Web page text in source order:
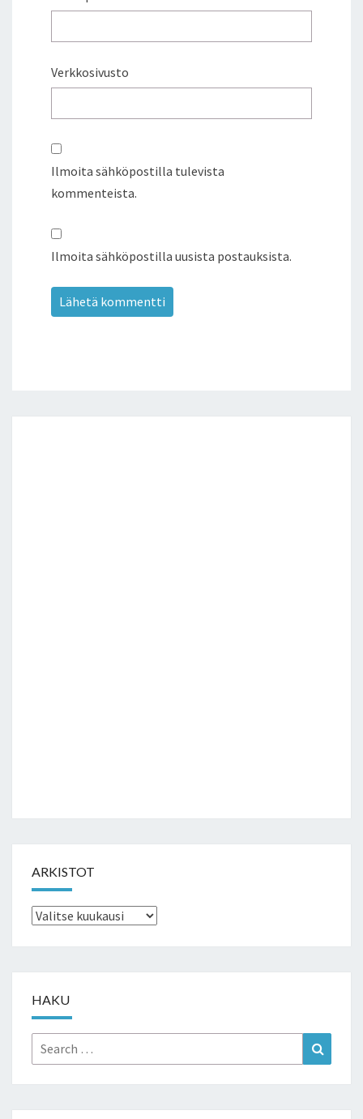
Verkkosivusto
Ilmoita sähköpostilla tulevista
kommenteista.
Ilmoita sähköpostilla uusista postauksista.
ARKISTOT
Arkistot
HAKU
Search
for: